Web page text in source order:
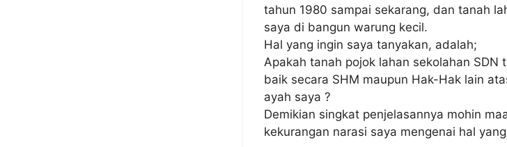
tahun 1980 sampai sekarang, dan tanah
saya di bangun warung kecil.
Hal yang ingin saya tanyakan, adalah;
Apakah tanah pojok lahan sekolahan SDN
baik secara SHM maupun Hak-Hak lain
ayah saya ?
Demikian singkat penjelasannya mohin
kekurangan narasi saya mengenai hal